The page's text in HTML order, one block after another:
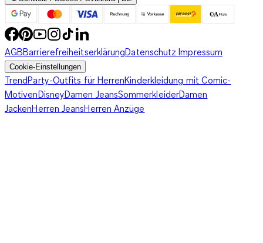
AGBBarrierefreiheitserklärungDatenschutzImpressum
Cookie-Einstellungen
TrendParty-Outfits für HerrenKinderkleidung mit Comic-
MotivenDisneyDamen JeansSommerkleiderDamen
JackenHerren JeansHerren Anzüge